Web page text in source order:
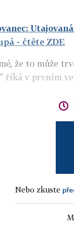
- čtěte ZDE
že to může
říká v prvním
Nebo zkuste